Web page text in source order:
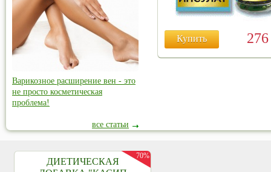
Купить
Варикозное расширение вен - это
не просто косметическая
проблема!
все статьи
ДИЕТИЧЕСКАЯ
70%